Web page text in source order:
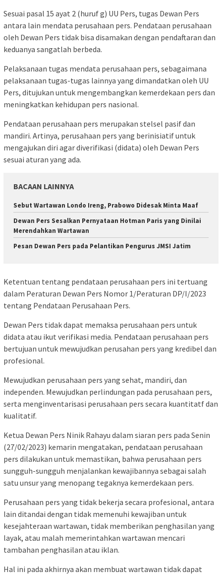
Sesuai pasal 15 ayat 2 (huruf g) UU Pers, tugas Dewan Pers
antara lain mendata perusahaan pers. Pendataan perusahaan
oleh Dewan Pers tidak bisa disamakan dengan pendaftaran dan
keduanya sangatlah berbeda.
Pelaksanaan tugas mendata perusahaan pers, sebagaimana
pelaksanaan tugas-tugas lainnya yang dimandatkan oleh UU
Pers, ditujukan untuk mengembangkan kemerdekaan pers dan
meningkatkan kehidupan pers nasional.
Pendataan perusahaan pers merupakan stelsel pasif dan
mandiri. Artinya, perusahaan pers yang berinisiatif untuk
mengajukan diri agar diverifikasi (didata) oleh Dewan Pers
sesuai aturan yang ada.
BACAAN LAINNYA
Sebut Wartawan Londo Ireng, Prabowo Didesak Minta Maaf
Dewan Pers Sesalkan Pernyataan Hotman Paris yang Dinilai
Merendahkan Wartawan
Pesan Dewan Pers pada Pelantikan Pengurus JMSI Jatim
Ketentuan tentang pendataan perusahaan pers ini tertuang
dalam Peraturan Dewan Pers Nomor 1/Peraturan DP/I/2023
tentang Pendataan Perusahaan Pers.
Dewan Pers tidak dapat memaksa perusahaan pers untuk
didata atau ikut verifikasi media. Pendataan perusahaan pers
bertujuan untuk mewujudkan perusahan pers yang kredibel dan
profesional.
Mewujudkan perusahaan pers yang sehat, mandiri, dan
independen. Mewujudkan perlindungan pada perusahaan pers,
serta menginventarisasi perusahaan pers secara kuantitatf dan
kualitatif.
Ketua Dewan Pers Ninik Rahayu dalam siaran pers pada Senin
(27/02/2023) kemarin mengatakan, pendataan perusahaan
pers dilakukan untuk memastikan, bahwa perusahaan pers
sungguh-sungguh menjalankan kewajibannya sebagai salah
satu unsur yang menopang tegaknya kemerdekaan pers.
Perusahaan pers yang tidak bekerja secara profesional, antara
lain ditandai dengan tidak memenuhi kewajiban untuk
kesejahteraan wartawan, tidak memberikan penghasilan yang
layak, atau malah memerintahkan wartawan mencari
tambahan penghasilan atau iklan.
Hal ini pada akhirnya akan membuat wartawan tidak dapat